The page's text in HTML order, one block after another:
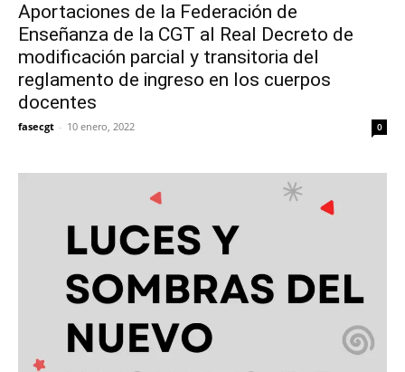
Aportaciones de la Federación de
Enseñanza de la CGT al Real Decreto de
modificación parcial y transitoria del
reglamento de ingreso en los cuerpos
docentes
fasecgt - 10 enero, 2022 0